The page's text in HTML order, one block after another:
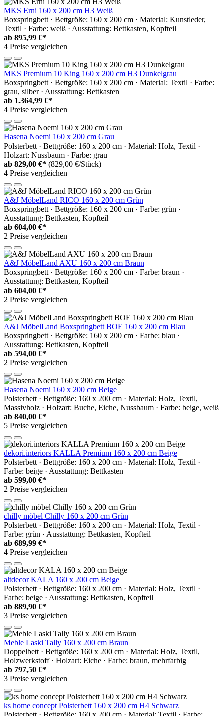
MKS Erni 160 x 200 cm H3 Weiß
Boxspringbett · Bettgröße: 160 x 200 cm · Material: Kunstleder,
Textil · Farbe: weiß · Ausstattung: Bettkasten, Kopfteil
ab 895,99 €*
4 Preise vergleichen
MKS Premium 10 King 160 x 200 cm H3 Dunkelgrau
Boxspringbett · Bettgröße: 160 x 200 cm · Material: Textil · Farbe:
grau, silber · Ausstattung: Bettkasten
ab 1.364,99 €*
4 Preise vergleichen
Hasena Noemi 160 x 200 cm Grau
Polsterbett · Bettgröße: 160 x 200 cm · Material: Holz, Textil ·
Holzart: Nussbaum · Farbe: grau
ab 829,00 €* (829,00 €/Stück)
4 Preise vergleichen
A&J MöbelLand RICO 160 x 200 cm Grün
Boxspringbett · Bettgröße: 160 x 200 cm · Farbe: grün ·
Ausstattung: Bettkasten, Kopfteil
ab 604,00 €*
2 Preise vergleichen
A&J MöbelLand AXU 160 x 200 cm Braun
Boxspringbett · Bettgröße: 160 x 200 cm · Farbe: braun ·
Ausstattung: Bettkasten, Kopfteil
ab 604,00 €*
2 Preise vergleichen
A&J MöbelLand Boxspringbett BOE 160 x 200 cm Blau
Boxspringbett · Bettgröße: 160 x 200 cm · Farbe: blau ·
Ausstattung: Bettkasten, Kopfteil
ab 594,00 €*
2 Preise vergleichen
Hasena Noemi 160 x 200 cm Beige
Polsterbett · Bettgröße: 160 x 200 cm · Material: Holz, Textil,
Massivholz · Holzart: Buche, Eiche, Nussbaum · Farbe: beige, weiß
ab 840,00 €*
5 Preise vergleichen
dekori.interiors KALLA Premium 160 x 200 cm Beige
Polsterbett · Bettgröße: 160 x 200 cm · Material: Holz, Textil ·
Farbe: beige · Ausstattung: Bettkasten
ab 599,00 €*
2 Preise vergleichen
chilly möbel Chilly 160 x 200 cm Grün
Polsterbett · Bettgröße: 160 x 200 cm · Material: Holz, Textil ·
Farbe: grün · Ausstattung: Bettkasten, Kopfteil
ab 689,99 €*
4 Preise vergleichen
altdecor KALA 160 x 200 cm Beige
Polsterbett · Bettgröße: 160 x 200 cm · Material: Holz, Textil ·
Farbe: beige · Ausstattung: Bettkasten, Kopfteil
ab 889,90 €*
3 Preise vergleichen
Meble Laski Tally 160 x 200 cm Braun
Doppelbett · Bettgröße: 160 x 200 cm · Material: Holz, Textil,
Holzwerkstoff · Holzart: Eiche · Farbe: braun, mehrfarbig
ab 797,50 €*
3 Preise vergleichen
ks home concept Polsterbett 160 x 200 cm H4 Schwarz